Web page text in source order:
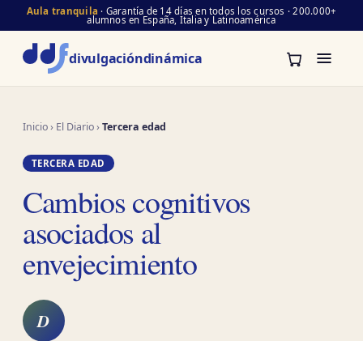
Aula tranquila · Garantía de 14 días en todos los cursos · 200.000+
alumnos en España, Italia y Latinoamérica
divulgacióndinámica
Inicio› El Diario›Tercera edad
TERCERA EDAD
Cambios cognitivos
asociados al
envejecimiento
D